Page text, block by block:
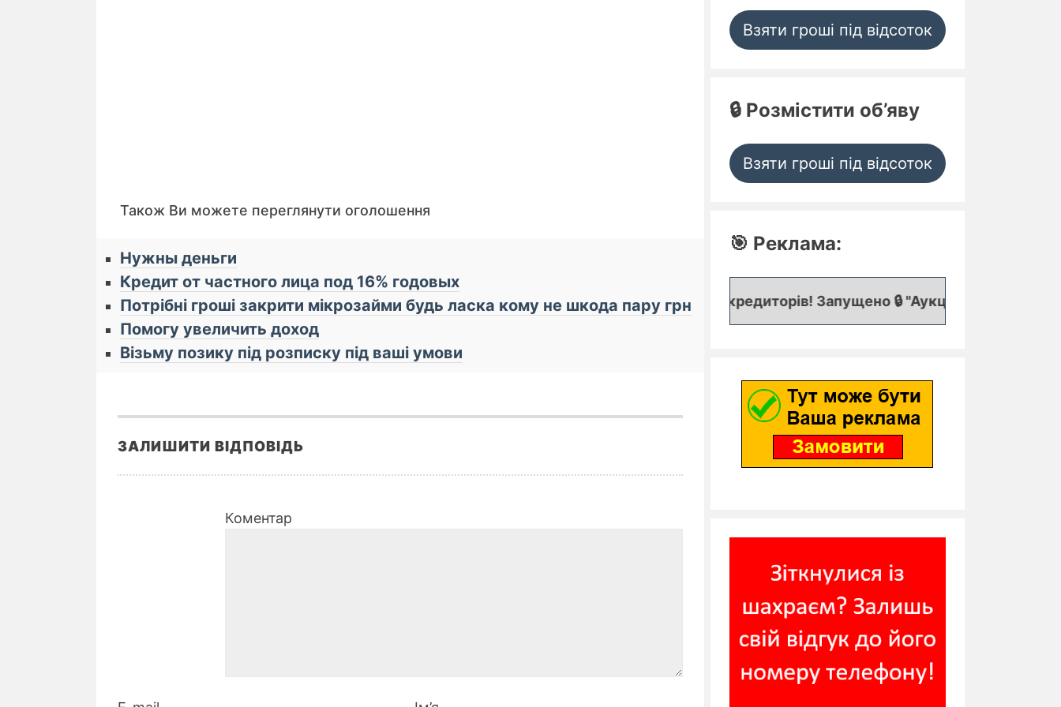
Також Ви можете переглянути оголошення
Нужны деньги
Кредит от частного лица под 16% годовых
Потрібні гроші закрити мікрозайми будь ласка кому не шкода пару грн
Помогу увеличить доход
Візьму позику під розписку під ваші умови
ЗАЛИШИТИ ВІДПОВІДЬ
Коментар
Взяти гроші під відсоток
🔒 Розмістити об’яву
Взяти гроші під відсоток
🎯 Реклама:
📌 До уваги кредиторів! Запущено 🔒 "Аукціон кредитних заявок", де